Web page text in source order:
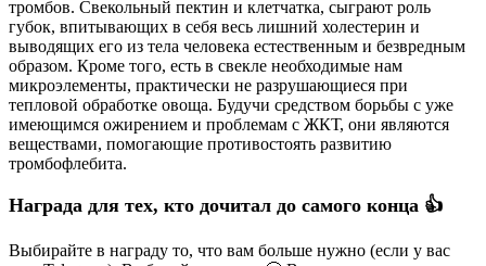
тромбов. Свекольный пектин и клетчатка, сыграют роль
губок, впитывающих в себя весь лишний холестерин и
выводящих его из тела человека естественным и безвредным
образом. Кроме того, есть в свекле необходимые нам
микроэлементы, практически не разрушающиеся при
тепловой обработке овоща. Будучи средством борьбы с уже
имеющимся ожирением и проблемам с ЖКТ, они являются
веществами, помогающие противостоять развитию
тромбофлебита.
Награда для тех, кто дочитал до самого конца 👍
Выбирайте в награду то, что вам больше нужно (если у вас